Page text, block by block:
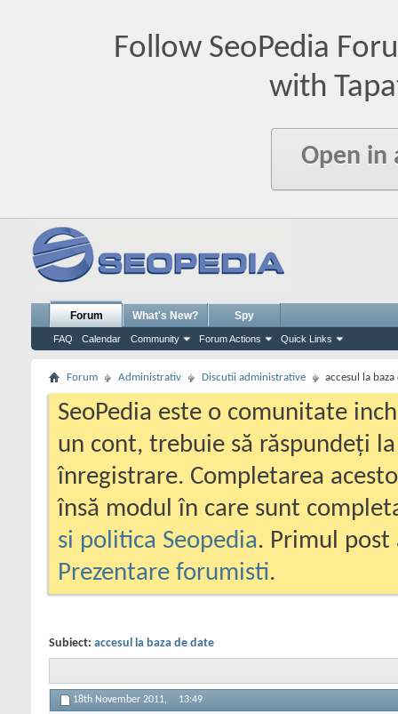
Follow SeoPedia
with
Open in
Forum
FAQ Calendar Community Forum Actions Quick Links
What's New? Spy
Forum Administrativ Discutii administrative accesul la baza
SeoPedia este o comunitate
un cont, trebuie să răspundeți
înregistrare. Completarea
însă modul în care sunt
si politica Seopedia. Primul
Prezentare forumisti.
Subiect: accesul la baza de date
18th November 2011, 13:49